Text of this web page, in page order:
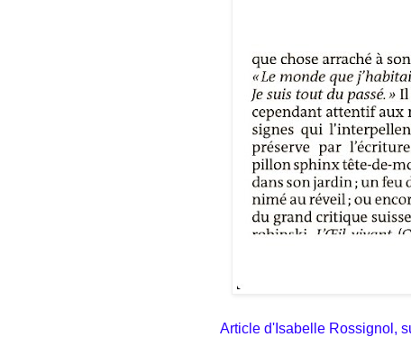
Article d'Isabelle Rossignol,